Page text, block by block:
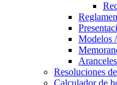
Modelos
Resoluciones
Calculador de